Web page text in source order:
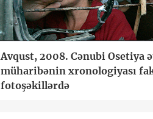
Avqust, 2008. Cənubi Osetiya
müharibənin xronologiyası
fotoşəkillərdə